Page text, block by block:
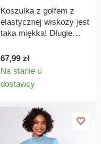
Koszulka z golfem z
elastycznej wiskozy jest
taka miękka! Długie
Wykonana z elastycznej
i przewiewnej dzianiny.
67,99 zł
Na stanie u
dostawcy